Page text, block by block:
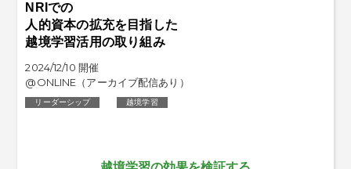
NRIでの
人的資本の拡充を目指した
越境学習活用の取り組み
2024/12/10 開催
@ONLINE（アーカイブ配信あり）
リーダーシップ 越境学習